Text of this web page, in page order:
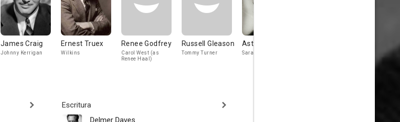
James Craig
Johnny Kerrigan
Ernest Truex
Wilkins
Renee Godfrey
Carol West (as
Renee Haal)
Russell Gleason
Tommy Turner
Astrid Allwyn
Sara Cochran
Escritura
Delmer Daves